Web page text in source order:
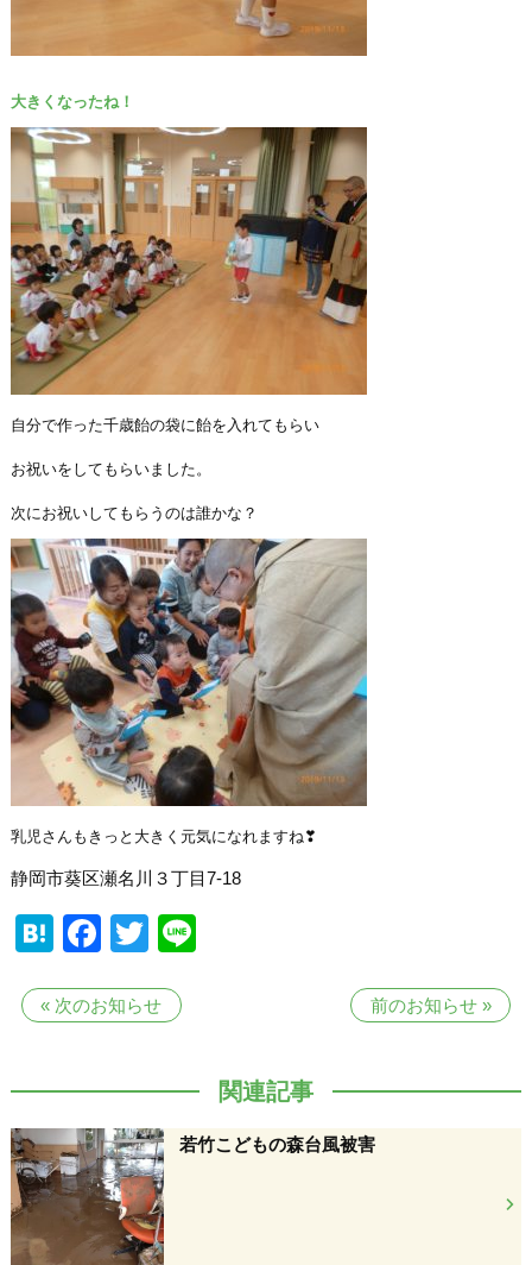
大きくなったね！
自分で作った千歳飴の袋に飴を入れて もらい
お祝いをしてもらいました。
次にお祝いしてもらうのは誰かな？
乳児さんもきっと大きく元気になれますね❣
静岡市葵区瀬名川３丁目7-18
Hatena
Facebook
Twitter
前のお知らせ»
« 次のお知らせ
関連記事
若竹こどもの森台風被害